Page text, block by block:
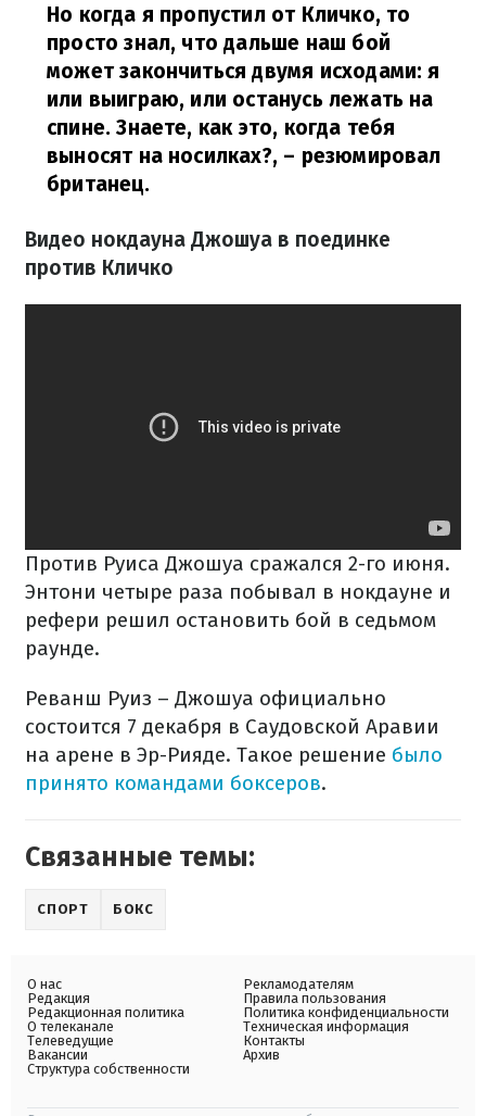
Но когда я пропустил от Кличко, то
просто знал, что дальше наш бой
может закончиться двумя исходами: я
или выиграю, или останусь лежать на
спине. Знаете, как это, когда тебя
выносят на носилках?, – резюмировал
британец.
Видео нокдауна Джошуа в поединке
против Кличко
Против Руиса Джошуа сражался 2-го июня.
Энтони четыре раза побывал в нокдауне и
рефери решил остановить бой в седьмом
раунде.
Реванш Руиз – Джошуа официально
состоится 7 декабря в Саудовской Аравии
на арене в Эр-Рияде. Такое решение было
принято командами боксеров.
Связанные темы:
СПОРТ БОКС
О нас
Редакция
Редакционная политика
О телеканале
Телеведущие
Вакансии
Структура собственности
Рекламодателям
Правила пользования
Политика конфиденциальности
Техническая информация
Контакты
Архив